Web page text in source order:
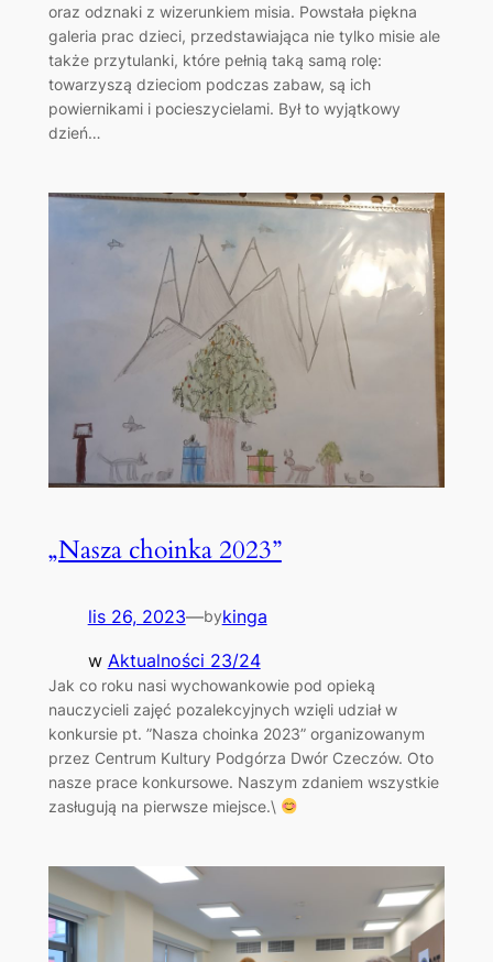
oraz odznaki z wizerunkiem misia. Powstała piękna
galeria prac dzieci, przedstawiająca nie tylko misie ale
także przytulanki, które pełnią taką samą rolę:
towarzyszą dzieciom podczas zabaw, są ich
powiernikami i pocieszycielami. Był to wyjątkowy
dzień…
„Nasza choinka 2023”
lis 26, 2023—bykinga
w Aktualności 23/24
Jak co roku nasi wychowankowie pod opieką
nauczycieli zajęć pozalekcyjnych wzięli udział w
konkursie pt. ”Nasza choinka 2023” organizowanym
przez Centrum Kultury Podgórza Dwór Czeczów. Oto
nasze prace konkursowe. Naszym zdaniem wszystkie
zasługują na pierwsze miejsce.\